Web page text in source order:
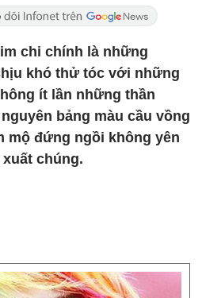
chi chính là những
khó thử tóc với những
ít lần những thần
bảng màu cầu vồng
mộ đứng ngồi không yên
chúng.